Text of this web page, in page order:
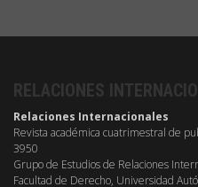
RELACIONES
Relaciones Internacionales
Revista académica cuatrimestral de
3950
Grupo de Estudios de Relaciones
Facultad de Derecho, Universidad